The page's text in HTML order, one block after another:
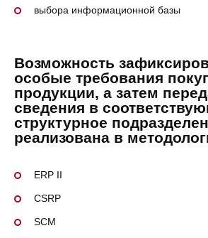
выбора информационной базы
Возможность
особые требования
продукции, а затем
сведения в
структурное
реализована в
ERP II
CSRP
SCM